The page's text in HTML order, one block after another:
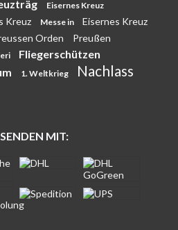
Eisernes Kreuz
Kreuz Messe in
Eisernes Kreuz
Orden Preußen
Fliegerschützen
1. Weltkrieg
Nachlass
MIT: